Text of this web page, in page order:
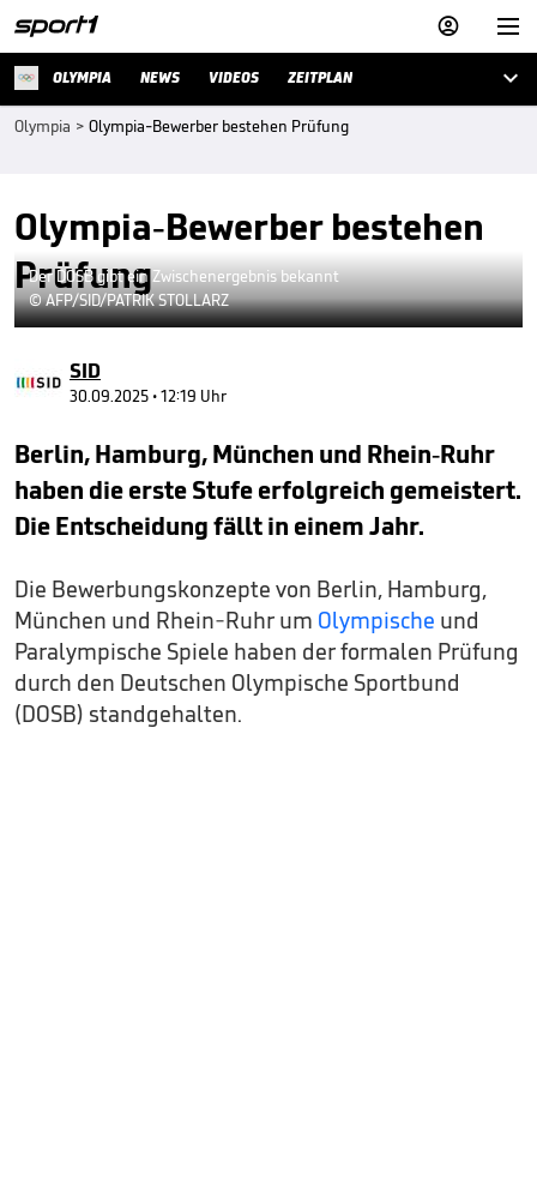


OLYMPIA NEWS VIDEOS ZEITPLAN 
Olympia > Olympia-Bewerber bestehen Prüfung
Olympia-Bewerber bestehen
Prüfung
Der DOSB gibt ein Zwischenergebnis bekannt
© AFP/SID/PATRIK STOLLARZ
SID
30.09.2025 • 12:19 Uhr
Berlin, Hamburg, München und Rhein-Ruhr
haben die erste Stufe erfolgreich gemeistert.
Die Entscheidung fällt in einem Jahr.
Die Bewerbungskonzepte von Berlin, Hamburg,
München und Rhein-Ruhr um Olympische und
Paralympische Spiele haben der formalen Prüfung
durch den Deutschen Olympische Sportbund
(DOSB) standgehalten.